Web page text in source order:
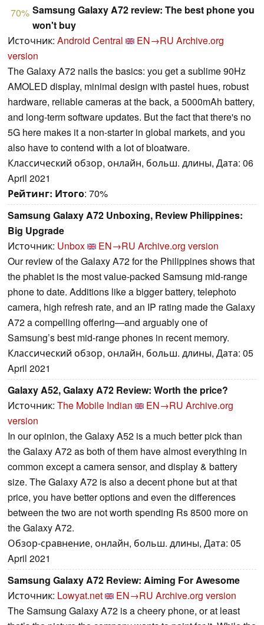
70% Samsung Galaxy A72 review: The best phone you
won't buy
Источник: Android Central EN→RU Archive.org
version
The Galaxy A72 nails the basics: you get a sublime 90Hz
AMOLED display, minimal design with pastel hues, robust
hardware, reliable cameras at the back, a 5000mAh battery,
and long-term software updates. But the fact that there's no
5G here makes it a non-starter in global markets, and you
also have to contend with a lot of bloatware.
Классический обзор, онлайн, больш. длины, Дата: 06
April 2021
Рейтинг: Итого: 70%
Samsung Galaxy A72 Unboxing, Review Philippines:
Big Upgrade
Источник: Unbox EN→RU Archive.org version
Our review of the Galaxy A72 for the Philippines shows that
the phablet is the most value-packed Samsung mid-range
phone to date. Additions like a bigger battery, telephoto
camera, high refresh rate, and an IP rating made the Galaxy
A72 a compelling offering—and arguably one of
Samsung’s best mid-range phones in recent memory.
Классический обзор, онлайн, больш. длины, Дата: 05
April 2021
Galaxy A52, Galaxy A72 Review: Worth the price?
Источник: The Mobile Indian EN→RU Archive.org
version
In our opinion, the Galaxy A52 is a much better pick than
the Galaxy A72 as both of them have almost everything in
common except a camera sensor, and display & battery
size. The Galaxy A72 is also a decent phone but at that
price, you have better options and even the differences
between the two are not worth spending Rs 8500 more on
the Galaxy A72.
Обзор-сравнение, онлайн, больш. длины, Дата: 05
April 2021
Samsung Galaxy A72 Review: Aiming For Awesome
Источник: Lowyat.net EN→RU Archive.org version
The Samsung Galaxy A72 is a cheery phone, or at least